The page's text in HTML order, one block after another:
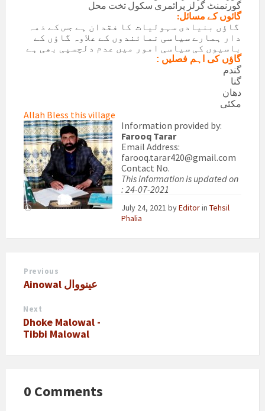
گورنمنٹ گرلز پرائمری سکول تخت محل
گائوں کے مسائل:
گاؤں بنیادی سہولیات کا فقدان ہے جس کے ذمہ
دار ہمارے سیاسی نمائندوں کے علاوہ گاؤں کے
باسیوں کی سیاسی امور میں عدم دلچسپی بھی ہے
گاؤں کی اہم فصلیں :
گندم
گنا
دھان
مکئی
Allah Bless this village
Information provided by:
Farooq Tarar
Email Address:
farooq.tarar420@gmail.com
Contact No.
This information is updated on
: 24-07-2021
July 24, 2021 byEditorin Tehsil
Phalia
Previous
Ainowal عینووال
Next
Dhoke Malowal -
Tibbi Malowal
0 Comments